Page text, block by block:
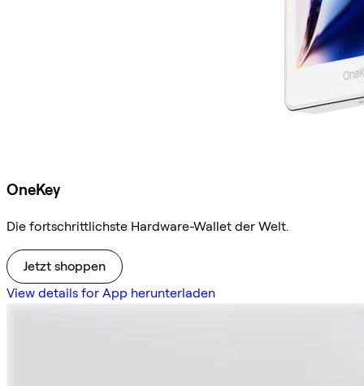
OneKey
Die fortschrittlichste Hardware-Wallet der Welt.
Jetzt shoppen
View details for App herunterladen